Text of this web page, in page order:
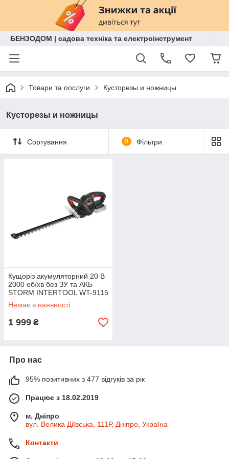
БЕНЗОДОМ | садова техніка та електроінструмент
Товари та послуги Кусторезы и ножницы
Кусторезы и ножницы
Сортування 0 Фільтри
Кущоріз акумуляторний 20 В
2000 об/хв без ЗУ та АКБ
STORM INTERTOOL WT-9115
Немає в наявності
1 999 ₴
Про нас
95% позитивних з 477 відгуків за рік
Працює з 18.02.2019
м. Дніпро
вул. Велика Діївська, 111Р, Дніпро, Україна
Контакти